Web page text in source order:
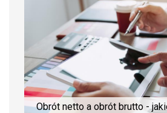
Obrót netto a obrót brutto -